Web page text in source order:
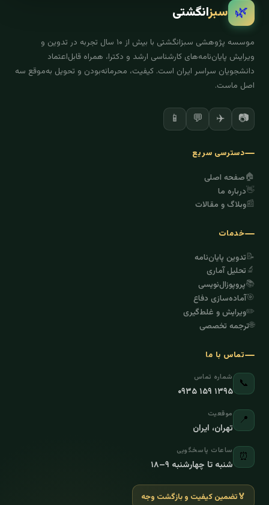
🌿 سبزانگشتی
موسسه پژوهشی سبزانگشتی با بیش از ۱۰ سال تجربه در تدوین و
ویرایش پایان‌نامه‌های کارشناسی ارشد و دکترا، همراه قابل‌اعتماد
دانشجویان سراسر ایران است. کیفیت، محرمانه‌بودن و تحویل به‌موقع سه
اصل ماست.
📷
✈️
💬
📱
دسترسی سریع
🏠صفحه اصلی
👋درباره ما
📰وبلاگ و مقالات
خدمات
📝تدوین پایان‌نامه
🔬تحلیل آماری
📚پروپوزال‌نویسی
🎯آماده‌سازی دفاع
✏️ویرایش و غلط‌گیری
🌐ترجمه تخصصی
تماس با ما
📞 شماره تماس
۰۹۳۵ ۱۵۹ ۱۳۹۵
📍 موقعیت
تهران، ایران
⏰ ساعات پاسخگویی
شنبه تا چهارشنبه ۹–۱۸
🏅تضمین کیفیت و بازگشت وجه